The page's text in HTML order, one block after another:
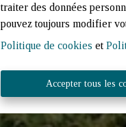
traiter des données
pouvez toujours modifier
Politique de cookies et
Accepter tous les